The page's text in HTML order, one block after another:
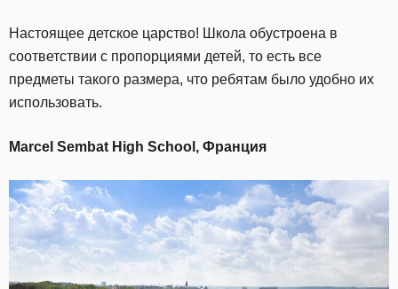
Настоящее детское царство! Школа обустроена в
соответствии с пропорциями детей, то есть все
предметы такого размера, что ребятам было удобно их
использовать.
Marcel Sembat High School , Франция